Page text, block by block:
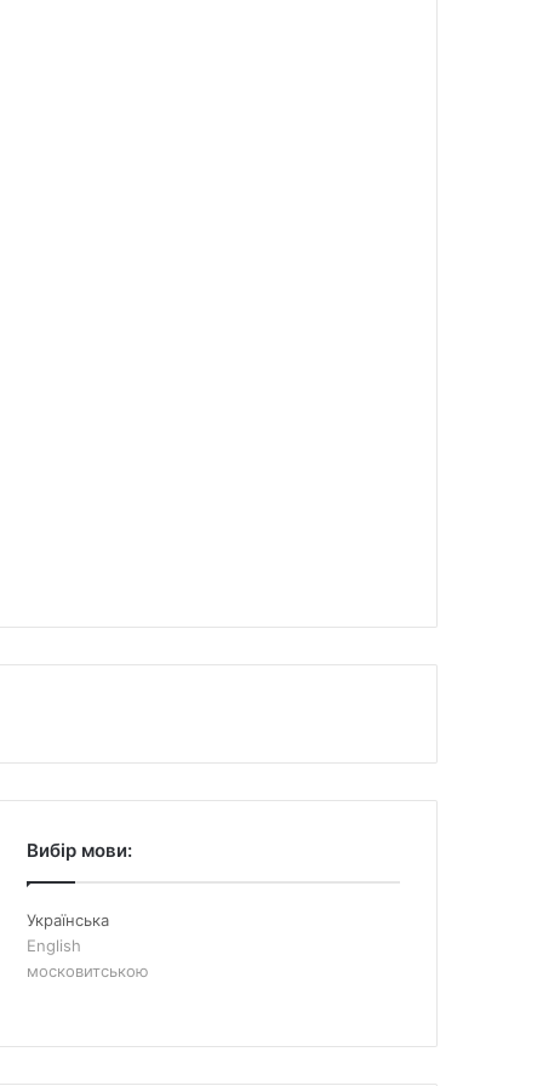
Вибір мови:
Українська
English
московитською